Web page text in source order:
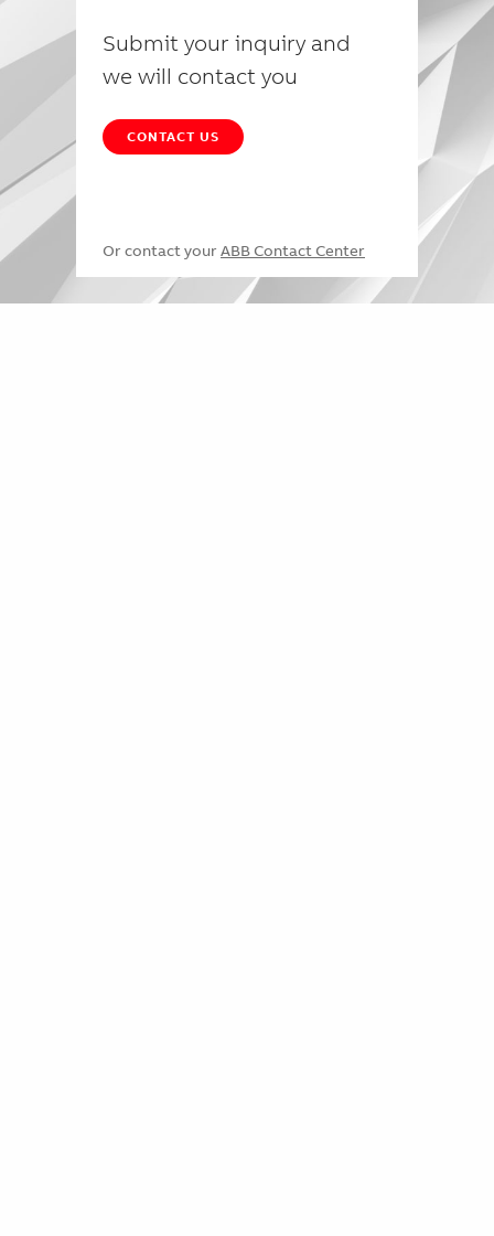
Submit your inquiry and
we will contact you
CONTACT US
Or contact your ABB Contact Center